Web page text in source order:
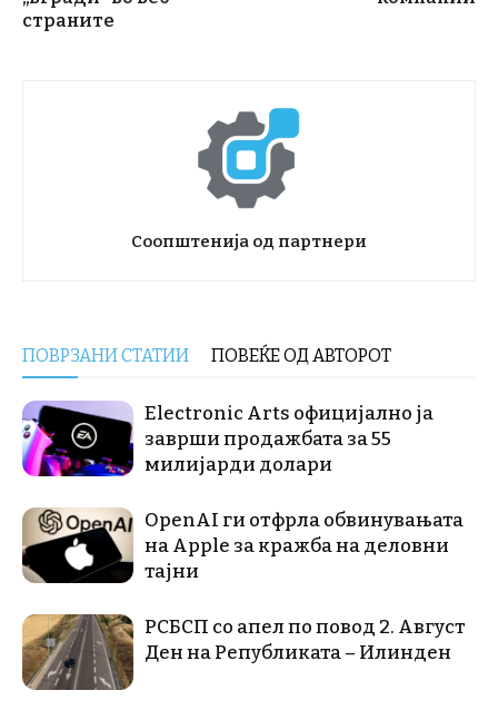
страните
Соопштенија од партнери
ПОВРЗАНИ СТАТИИ ПОВЕЌЕ ОД АВТОРОТ
Electronic Arts официјално ја
заврши продажбата за 55
милијарди долари
OpenAI ги отфрла обвинувањата
на Apple за кражба на деловни
тајни
РСБСП со апел по повод 2. Август
Ден на Републиката – Илинден